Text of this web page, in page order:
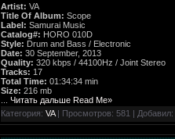
Artist: VA
Title Of Album: Scope
Label: Samurai Music
Catalog#: HORO 010D
Style: Drum and Bass / Electronic
Date: 30 September, 2013
Quality: 320 kbps / 44100Hz / Joint Stereo
Tracks: 17
Total Time: 01:34:34 min
Size: 216 mb
Читать дальше Read Me»
Категория: VA| Просмотров: 581 | Добавил: